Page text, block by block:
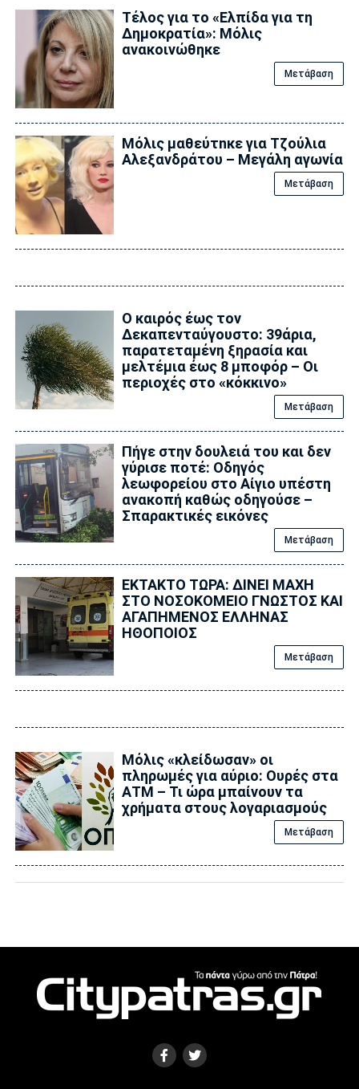
Τέλος για το «Ελπίδα για τη
Δημοκρατία»: Μόλις
ανακοινώθηκε
Μετάβαση
Μόλις μαθεύτnκε για Τζούλια
Αλεξανδράτου – Μεγάλη αγωνία
Μετάβαση
Ο καιρός έως τον
Δεκαπενταύγουστο: 39άρια,
παρατεταμένη ξηρασία και
μελτέμια έως 8 μποφόρ – Οι
περιοχές στο «κόκκινο»
Μετάβαση
Πήγε στην δουλειά του και δεν
γύρισε ποτέ: Οδηγός
λεωφορείου στο Αίγιο υπέστη
ανακοπή καθώς οδηγούσε –
Σπαρακτικές εικόνες
Μετάβαση
ΕΚΤΑΚΤΟ ΤΩΡΑ: ΔΙΝΕΙ ΜΑΧΗ
ΣΤΟ ΝΟΣΟΚΟΜΕΙΟ ΓΝΩΣΤΟΣ ΚΑΙ
ΑΓΑΠΗΜΕΝΟΣ ΕΛΛΗΝΑΣ
ΗΘΟΠΟΙΟΣ
Μετάβαση
Μόλις «κλείδωσαν» οι
πληρωμές για αύριο: Ουρές στα
ΑΤΜ – Τι ώρα μπαίνουν τα
χρήματα στους λογαριασμούς
Μετάβαση